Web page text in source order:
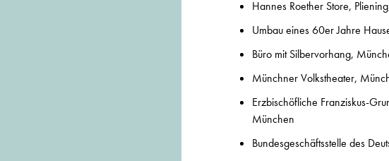
Hannes Roether Store,
Umbau eines 60er Jahre
Büro mit Silbervorhang,
Münchner Volkstheater,
Erzbischöfliche Franziskus-
München
Bundesgeschäftsstelle des